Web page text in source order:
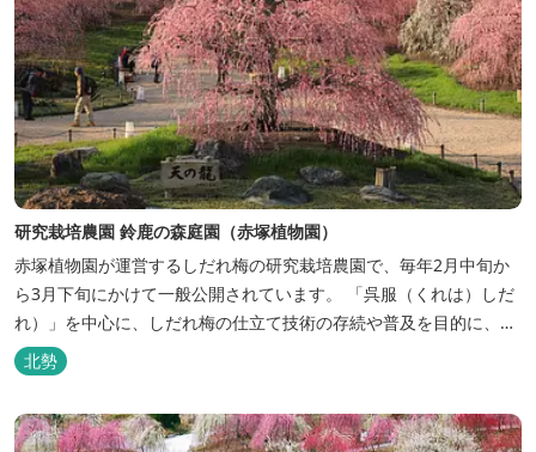
研究栽培農園 鈴鹿の森庭園（赤塚植物園）
赤塚植物園が運営するしだれ梅の研究栽培農園で、毎年2月中旬か
ら3月下旬にかけて一般公開されています。 「呉服（くれは）しだ
れ）」を中心に、しだれ梅の仕立て技術の存続や普及を目的に、長
年にわたって日本各地から約200本の梅の名木が集められていま
す。 樹齢推定100年以上の日本最古と思われる呉服しだれ「天の
龍」など見事な梅の名木は見応えがあります。また園内では呉服し
だれのほか、八重寒...
北勢